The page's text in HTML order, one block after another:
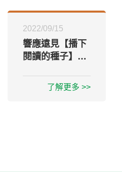
2022/09/15
響應遠見【播下
閱讀的種子】公
了解更多 >>